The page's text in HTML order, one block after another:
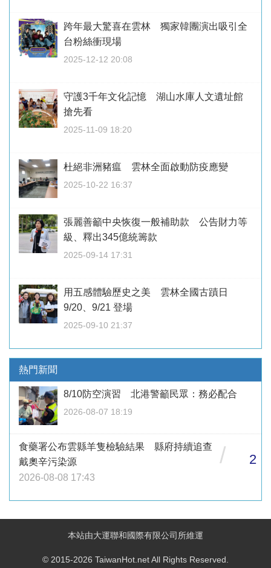
跨年最大驚喜在雲林 獨家韓團演出吸引全
台粉絲衝現場
2025-12-12 20:08
守護3千年文化記憶 湖山水庫人文遺址館
搶先看
2025-11-09 18:20
杜絕非洲豬瘟 雲林全面啟動防疫應變
2025-10-22 16:37
張麗善籲中央恢復一般補助款 公告財力等
級、釋出345億統籌款
2025-09-14 17:31
用五感體驗歷史之美 雲林全國古蹟日
9/20、9/21 登場
2025-09-10 21:37
熱門新聞
8/10防空演習 北港警籲民眾：務必配合
2026-08-07 18:19
食藥署公布雲縣羊隻檢驗結果 縣府持續追查
戴奧辛污染源
2026-08-08 17:43
/ 2
本站由大運聯和國際有限公司所維運
© 2015-2026 TaiwanHot.net All Rights Reserved.